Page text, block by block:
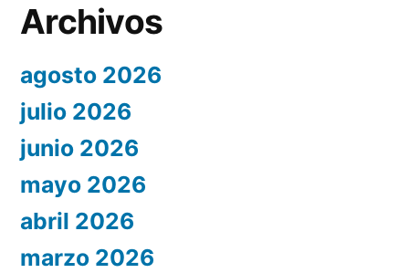
Archivos
agosto 2026
julio 2026
junio 2026
mayo 2026
abril 2026
marzo 2026